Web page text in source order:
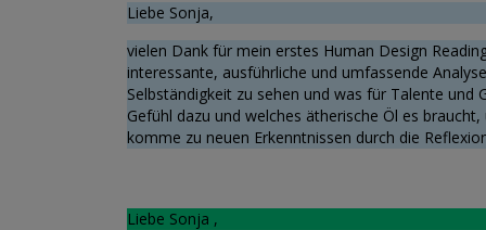
Liebe Sonja,
vielen Dank für mein erstes Human Design
interessante, ausführliche und umfassende
Selbständigkeit zu sehen und was für Talente und
Gefühl dazu und welches ätherische Öl es
komme zu neuen Erkenntnissen durch die
Liebe Sonja ,